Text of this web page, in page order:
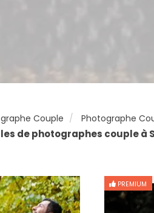
Couple Photographe
de photographes couple à
PREMIUM